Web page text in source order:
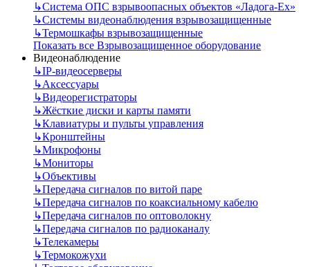
↳Система ОПС взрывоопасных объектов «Ладога-Ex»
↳Системы видеонаблюдения взрывозащищенные
↳Термошкафы взрывозащищенные
Показать все Взрывозащищенное оборудование
Видеонаблюдение
↳IP-видеосерверы
↳Аксессуары
↳Видеорегистраторы
↳Жёсткие диски и карты памяти
↳Клавиатуры и пульты управления
↳Кронштейны
↳Микрофоны
↳Мониторы
↳Объективы
↳Передача сигналов по витой паре
↳Передача сигналов по коаксиальному кабелю
↳Передача сигналов по оптоволокну
↳Передача сигналов по радиоканалу
↳Телекамеры
↳Термокожухи